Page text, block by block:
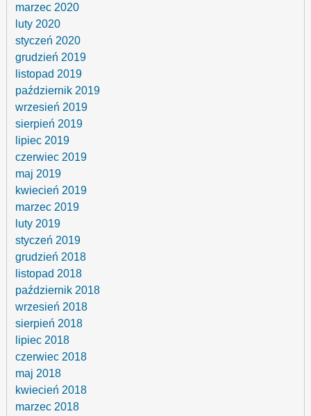
marzec 2020
luty 2020
styczeń 2020
grudzień 2019
listopad 2019
październik 2019
wrzesień 2019
sierpień 2019
lipiec 2019
czerwiec 2019
maj 2019
kwiecień 2019
marzec 2019
luty 2019
styczeń 2019
grudzień 2018
listopad 2018
październik 2018
wrzesień 2018
sierpień 2018
lipiec 2018
czerwiec 2018
maj 2018
kwiecień 2018
marzec 2018